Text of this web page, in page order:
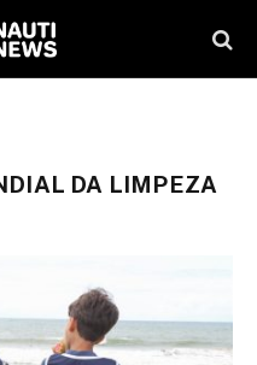
DA LIMPEZA